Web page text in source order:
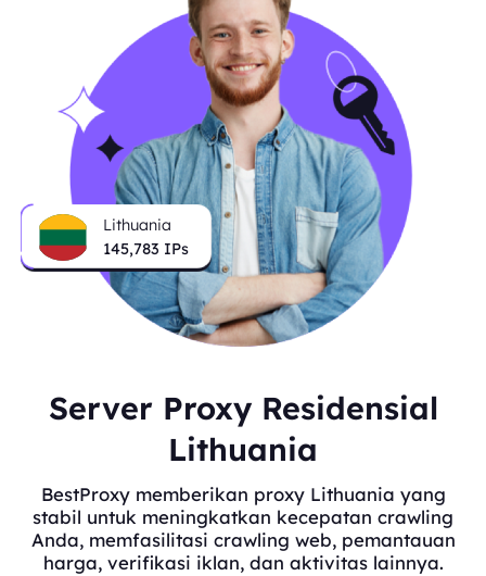
Lithuania
145,783 IPs
Server Proxy Residensial
Lithuania
BestProxy memberikan proxy Lithuania yang
stabil untuk meningkatkan kecepatan crawling
Anda, memfasilitasi crawling web, pemantauan
harga, verifikasi iklan, dan aktivitas lainnya.